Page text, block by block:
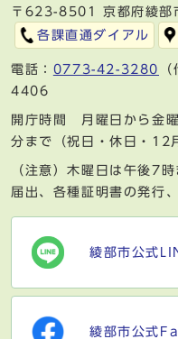
〒623-8501 京都府綾部
各課直通ダイアル
電話： 0773-42-3280
4406
開庁時間 月曜日から金
分まで（祝日・休日・12
（注意）木曜日は午後7
届出、各種証明書の発行
綾部市公式
綾部市公式